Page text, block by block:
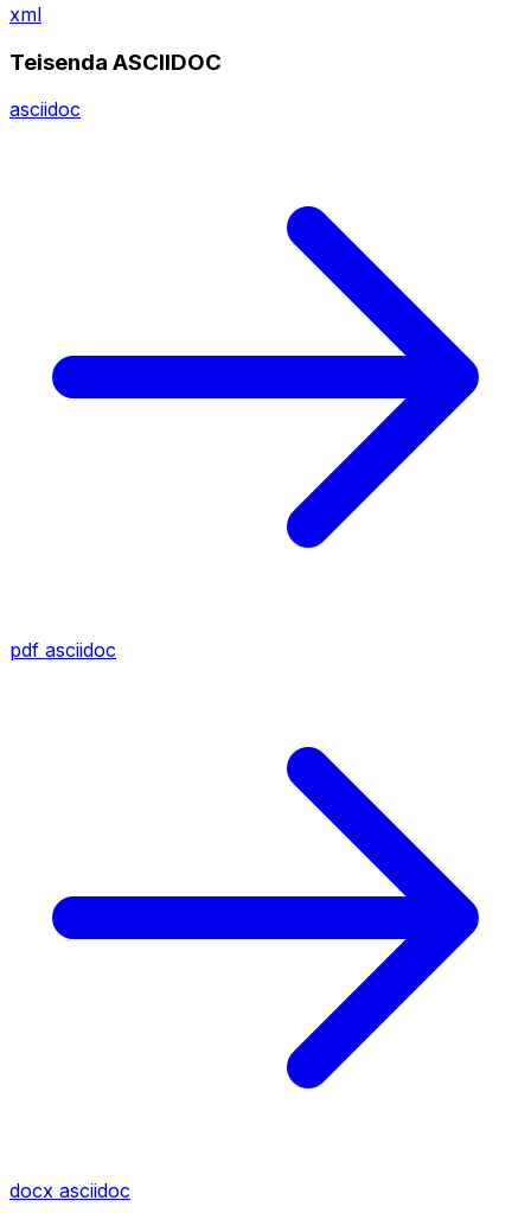
xml
Teisenda ASCIIDOC
asciidoc
pdf asciidoc
docx asciidoc